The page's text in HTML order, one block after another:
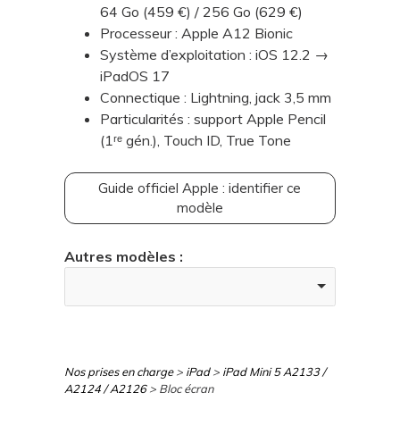
64 Go (459 €) / 256 Go (629 €)
Processeur : Apple A12 Bionic
Système d’exploitation : iOS 12.2 →
iPadOS 17
Connectique : Lightning, jack 3,5 mm
Particularités : support Apple Pencil
(1ʳᵉ gén.), Touch ID, True Tone
Guide officiel Apple : identifier ce
modèle
Autres modèles :
Nos prises en charge> iPad> iPad Mini 5 A2133 /
A2124 / A2126> Bloc écran